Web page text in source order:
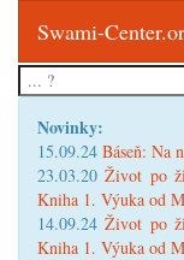
Swami-
Novinky:
15.09.24 Báseň: Na
23.03.20Život po
Kniha 1. Výuka od
14.09.24Život po
Kniha 1. Výuka od